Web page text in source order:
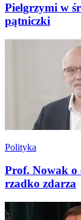
Pielgrzymi w
pątniczki
Polityka
Prof. Nowak o
rzadko zdarza